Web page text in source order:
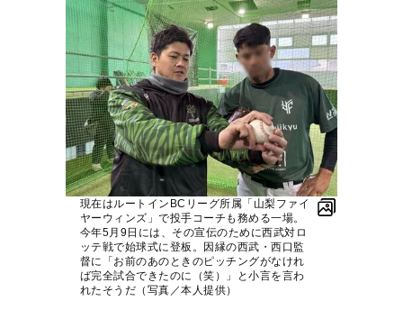
現在はルートインBCリーグ所属「山梨ファイ
ヤーウィンズ」で投手コーチも務める一場。
今年5月9日には、その宣伝のために西武対ロ
ッテ戦で始球式に登板。因縁の西武・西口監
督に「お前のあのときのピッチングがなけれ
ば完全試合できたのに（笑）」と小言を言わ
れたそうだ（写真／本人提供）